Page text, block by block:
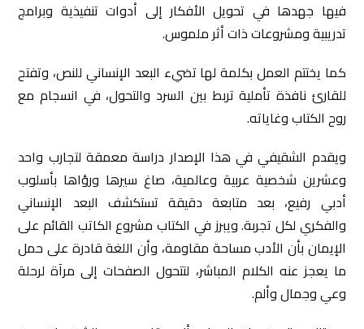
فيها جهدها في تحويل الأفكار إلى أدوات تنفيذية وبرامج
تدريبية ومشروعات ذات أثر ملموس.
كما يختتم العمل بكلمة لها تضيء البعد الإنساني للنص، وتفتح
للقارئ نافذة تأملية تربط بين السرد والتحول، في انسجام مع
روح الكتاب وغاياته.
ويقدم الشقيفي في هذا الإصدار دراسة معمقة لتجارب واحد
وعشرين شخصية عربية وعالمية، صاغ سيرها ورؤاها بأسلوب
أدبي رفيع، بعد متابعة دقيقة تستكشف البعد الإنساني
والفكري لكل تجربة. ويبرز في الكتاب مشروع الكاتب القائم على
الإيمان بأن الأدب مساحة مقاومة، وأن اللغة قادرة على حمل
ما يعجز عنه الكلام المباشر، لتتحول الصفحات إلى مرآة لرحلة
وعي وجمال وألم.